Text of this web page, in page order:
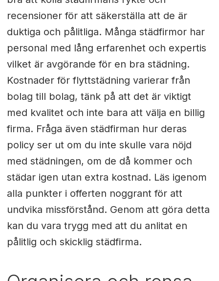
recensioner för att säkerställa att de är
duktiga och pålitliga. Många städfirmor har
personal med lång erfarenhet och expertis
vilket är avgörande för en bra städning.
Kostnader för flyttstädning varierar från
bolag till bolag, tänk på att det är viktigt
med kvalitet och inte bara att välja en billig
firma. Fråga även städfirman hur deras
policy ser ut om du inte skulle vara nöjd
med städningen, om de då kommer och
städar igen utan extra kostnad. Läs igenom
alla punkter i offerten noggrant för att
undvika missförstånd. Genom att göra detta
kan du vara trygg med att du anlitat en
pålitlig och skicklig städfirma.